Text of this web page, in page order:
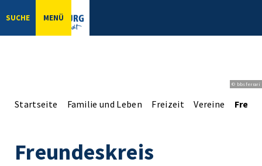
SUCHE MENÜ
© bbsferrari
Startseite Familie und Leben Freizeit Vereine
Freundeskreis